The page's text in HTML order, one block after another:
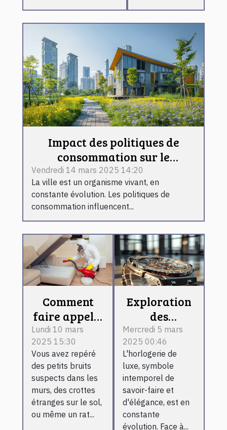
Impact des politiques de
consommation sur le
développement urbain et la
sécurité
Vendredi 14 mars 2025 14:20
La ville est un organisme vivant, en
constante évolution. Les politiques de
consommation influencent...
Comment
faire appel à
une
entreprise de
dératisation
rapidement ?
Lundi 10 mars
2025 15:30
Vous avez repéré
des petits bruits
suspects dans les
murs, des crottes
étranges sur le sol,
ou même un rat...
Exploration
des
tendances
émergentes
dans
l'horlogerie
de luxe
Mercredi 5 mars
2025 00:46
L'horlogerie de
luxe, symbole
intemporel de
savoir-faire et
d'élégance, est en
constante
évolution. Face à...